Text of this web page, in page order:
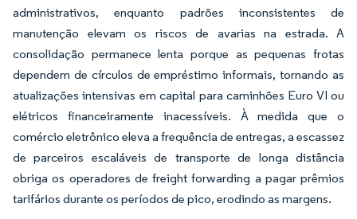
administrativos, enquanto padrões inconsistentes de
manutenção elevam os riscos de avarias na estrada. A
consolidação permanece lenta porque as pequenas frotas
dependem de círculos de empréstimo informais, tornando as
atualizações intensivas em capital para caminhões Euro VI ou
elétricos financeiramente inacessíveis. À medida que o
comércio eletrônico eleva a frequência de entregas, a escassez
de parceiros escaláveis de transporte de longa distância
obriga os operadores de freight forwarding a pagar prêmios
tarifários durante os períodos de pico, erodindo as margens.